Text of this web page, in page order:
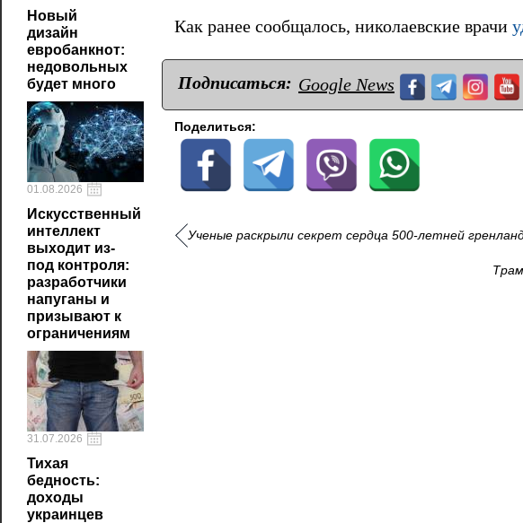
Новый
дизайн
евробанкнот:
недовольных
будет много
01.08.2026
Искусственный
интеллект
выходит из-
под контроля:
разработчики
напуганы и
призывают к
ограничениям
31.07.2026
Тихая
бедность:
доходы
украинцев
Как ранее сообщалось, николаевские врачи
Подписаться: Google News
Поделиться:
Ученые раскрыли секрет сердца 500-летней